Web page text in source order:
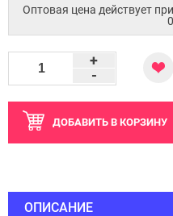
Оптовая цена действует
-
+
ДОБАВИТЬ В КОРЗИНУ
ОПИСАНИЕ